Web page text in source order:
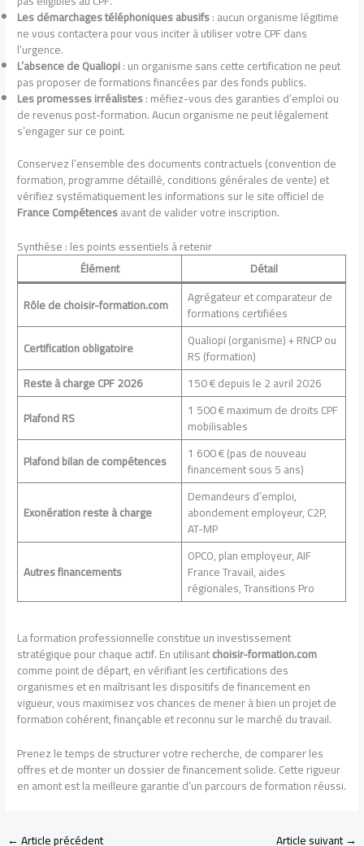
Les démarchages téléphoniques abusifs: aucun organisme légitime
ne vous contactera pour vous inciter à utiliser votre CPF dans
l’urgence.
L’absence de Qualiopi: un organisme sans cette certification ne peut
pas proposer de formations financées par des fonds publics.
Les promesses irréalistes: méfiez-vous des garanties d’emploi ou
de revenus post-formation. Aucun organisme ne peut légalement
s’engager sur ce point.
Conservez l’ensemble des documents contractuels (convention de
formation, programme détaillé, conditions générales de vente) et
vérifiez systématiquement les informations sur le site officiel de
France Compétencesavant de valider votre inscription.
Synthèse : les points essentiels à retenir
Élément
Détail
Rôle de choisir-formation.com
Agrégateur et comparateur de
formations certifiées
Certification obligatoire
Qualiopi (organisme) + RNCP ou
RS (formation)
Reste à charge CPF 2026
150 € depuis le 2 avril 2026
Plafond RS
1 500 € maximum de droits CPF
mobilisables
Plafond bilan de compétences
1 600 € (pas de nouveau
financement sous 5 ans)
Exonération reste à charge
Demandeurs d’emploi,
abondement employeur, C2P,
AT-MP
Autres financements
OPCO, plan employeur, AIF
France Travail, aides
régionales, Transitions Pro
La formation professionnelle constitue un investissement
stratégique pour chaque actif. En utilisantchoisir-formation.com
comme point de départ, en vérifiant les certifications des
organismes et en maîtrisant les dispositifs de financement en
vigueur, vous maximisez vos chances de mener à bien un projet de
formation cohérent, finançable et reconnu sur le marché du travail.
Prenez le temps de structurer votre recherche, de comparer les
offres et de monter un dossier de financement solide. Cette rigueur
en amont est la meilleure garantie d’un parcours de formation réussi.
←Article précédent Article suivant→